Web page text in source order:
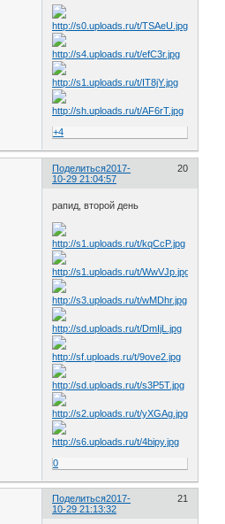
+4
Поделиться 20
2017-
10-29 21:04:57
рапид, второй день
0
Поделиться 21
2017-
10-29 21:13:32